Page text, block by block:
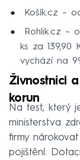
Košík.cz –
Rohlik.cz –
ks za
vychází na
Živnostníci
korun
Na test, který
ministerstva
firmy
pojištění.